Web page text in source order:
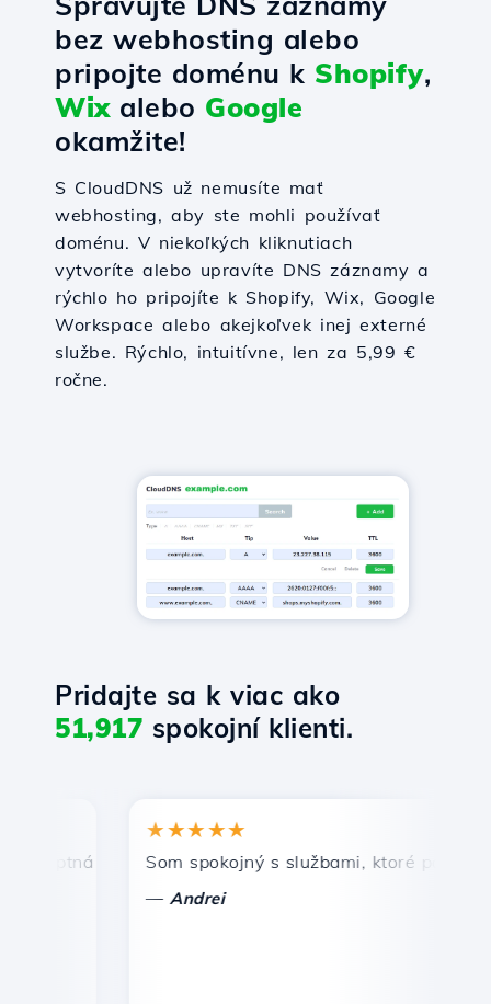
bez webhosting alebo
pripojte doménu k Shopify,
Wixalebo Google
okamžite!
S CloudDNS už nemusíte mať
webhosting, aby ste mohli používať
doménu. V niekoľkých kliknutiach
vytvoríte alebo upravíte DNS záznamy a
rýchlo ho pripojíte k Shopify, Wix, Google
Workspace alebo akejkoľvek inej externé
službe. Rýchlo, intuitívne, len za 5,99 €
ročne.
Pridajte sa k viac ako
51,917 spokojní klienti.
a efektívna technická podpora.
★★★★★
Som spokojný s službami, ktoré ponúka
Andrei